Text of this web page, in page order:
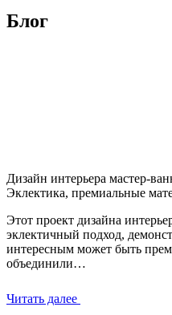
Блог
Дизайн интерьера мастер-
Эклектика, премиальные
Этот проект дизайна
эклектичный подход,
интересным может быть
объединили…
Читать далее